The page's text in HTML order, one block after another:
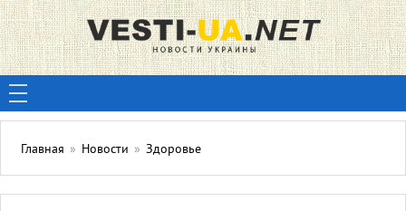
Главная » Новости » Здоровье